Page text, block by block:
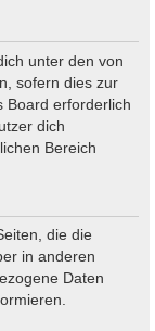
unter den von
sofern dies zur
Board erforderlich
dich
Bereich
die die
in anderen
Daten